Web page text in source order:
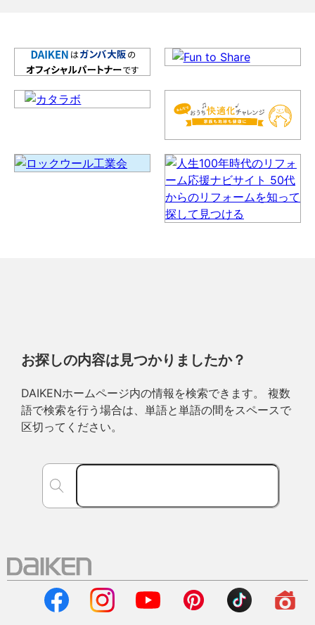
お探しの内容は見つかりましたか？
DAIKENホームページ内の情報を検索できます。 複数
語で検索を行う場合は、単語と単語の間をスペースで
区切ってください。